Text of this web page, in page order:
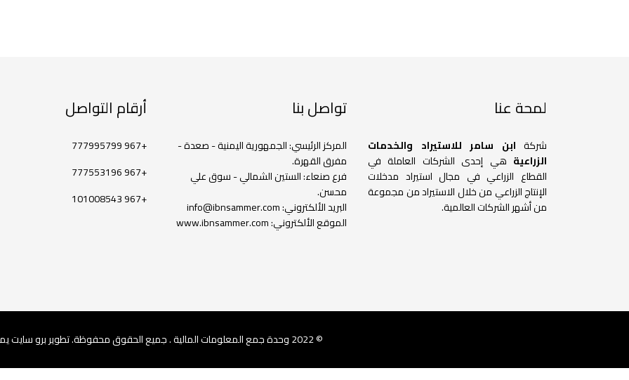
لمحة عنا
شركة ابن سامر للاستيراد والخدمات
الزراعية هي إحدى الشركات العاملة في
القطاع الزراعي في مجال استيراد مدخلات
الإنتاج الزراعي من خلال الاستيراد من مجموعة
من أشهر الشركات العالمية.
تواصل بنا
المركز الرئيسي: الجمهورية اليمنية - صعدة -
مفرق القهرة.
فرع صنعاء: الستين الشمالي - سوق علي
محسن.
البريد الألكتروني:info@ibnsammer.com
الموقع الألكتروني:www.ibnsammer.com
أرقام التواصل
+967 777995799
+967 777553196
+967 101008543
© 2022 وحدة جمع المعلومات المالية . جميع الحقوق محفوظة. تطوير برو سايت